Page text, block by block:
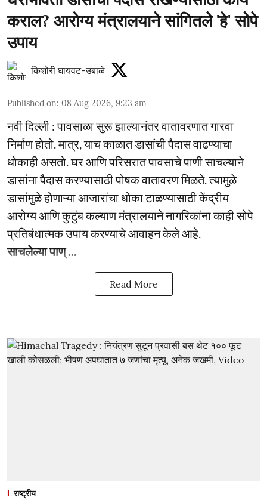
कराल? आरोग्य मंत्रालयाने सांगितले 'हे' सोपे
उपाय
किशोरी घायवट-उबाळे
Published on: 08 Aug 2026, 9:23 am
नवी दिल्ली : पावसाळा सुरू झाल्यानंतर वातावरणात गारवा
निर्माण होतो. मात्र, याच काळात डासांची पैदास वाढण्याचा
धोकाही असतो. घर आणि परिसरात पावसाचे पाणी साचल्याने
डासांना पैदास करण्यासाठी पोषक वातावरण मिळते. त्यामुळे
डासांमुळे होणाऱ्या आजारांचा धोका टाळण्यासाठी केंद्रीय
आरोग्य आणि कुटुंब कल्याण मंत्रालयाने नागरिकांना काही सोपे
प्रतिबंधात्मक उपाय करण्याचे आवाहन केले आहे.
साचलेल्या पाण् ...
Read More
राष्ट्रीय